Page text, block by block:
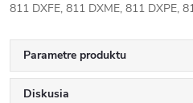
811 DXFE, 811 DXME, 811 DXPE,
Parametre produktu
Diskusia